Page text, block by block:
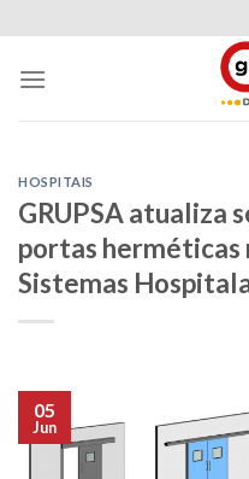
to
content
HOSPITAIS
GRUPSA atualiza
portas herméticas
Sistemas
05
Jun